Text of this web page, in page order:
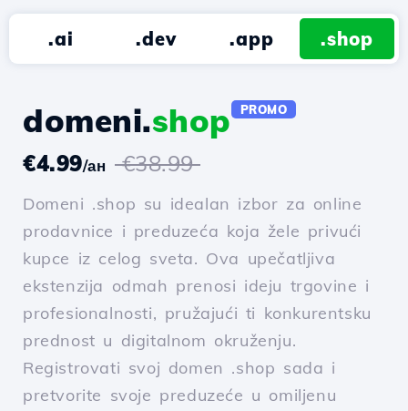
.ai .dev .app .shop
domeni.shop PROMO
€4.99/ан €38.99
Domeni .shop su idealan izbor za online
prodavnice i preduzeća koja žele privući
kupce iz celog sveta. Ova upečatljiva
ekstenzija odmah prenosi ideju trgovine i
profesionalnosti, pružajući ti konkurentsku
prednost u digitalnom okruženju.
Registrovati svoj domen .shop sada i
pretvorite svoje preduzeće u omiljenu